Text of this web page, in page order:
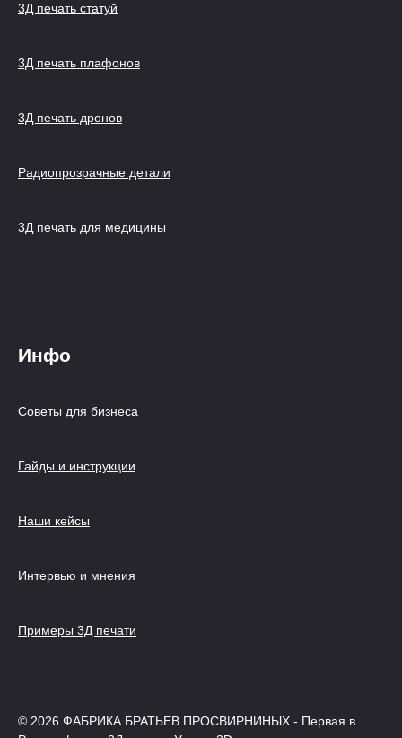
3Д печать статуй
3Д печать плафонов
3Д печать дронов
Радиопрозрачные детали
3Д печать для медицины
Инфо
Советы для бизнеса
Гайды и инструкции
Наши кейсы
Интервью и мнения
Примеры 3Д печати
© 2026 ФАБРИКА БРАТЬЕВ ПРОСВИРНИНЫХ - Первая в